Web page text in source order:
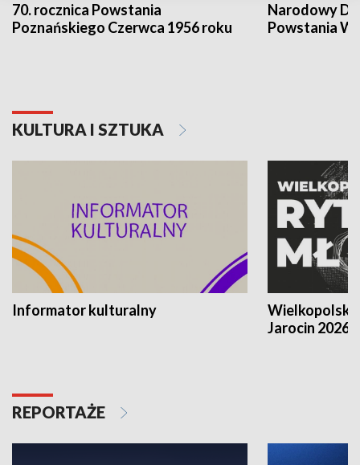
70. rocznica Powstania
Poznańskiego Czerwca 1956 roku
Narodowy
Powstania
KULTURA I SZTUKA
Informator kulturalny
Jarocin 2026
REPORTAŻE